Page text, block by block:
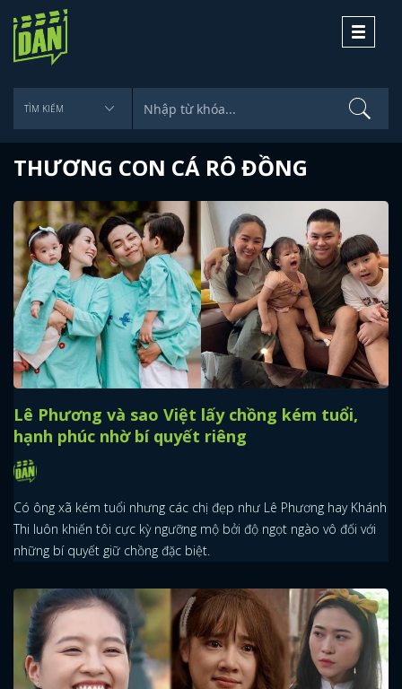
Toggle
THƯƠNG CON CÁ RÔ ĐỒNG
Lê Phương và sao Việt lấy chồng kém tuổi,
hạnh phúc nhờ bí quyết riêng
Có ông xã kém tuổi nhưng các chị đẹp như Lê Phương hay Khánh
Thi luôn khiến tôi cực kỳ ngưỡng mộ bởi độ ngọt ngào vô đối với
những bí quyết giữ chồng đặc biệt.